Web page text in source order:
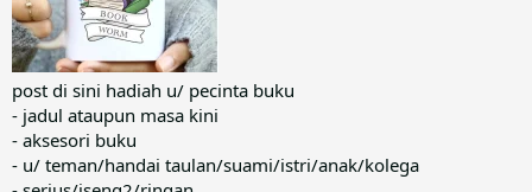
post di sini hadiah u/ pecinta buku
- jadul ataupun masa kini
- aksesori buku
- u/ teman/handai taulan/suami/istri/anak/kolega